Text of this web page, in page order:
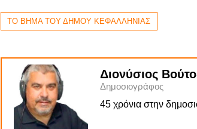
ΤΟ ΒΗΜΑ ΤΟΥ ΔΗΜΟΥ ΚΕΦΑΛΛΗΝΙΑΣ
Διονύσιος
Δημοσιογράφος
45 χρόνια στην